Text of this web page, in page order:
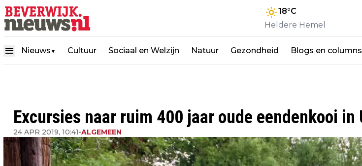
18°C
Heldere Hemel
Nieuws ▼ Cultuur Sociaal en Welzijn Natuur Gezondheid Blogs en columns
Excursies naar ruim 400 jaar oude eendenkooi in
24 APR 2019, 10:41•ALGEMEEN